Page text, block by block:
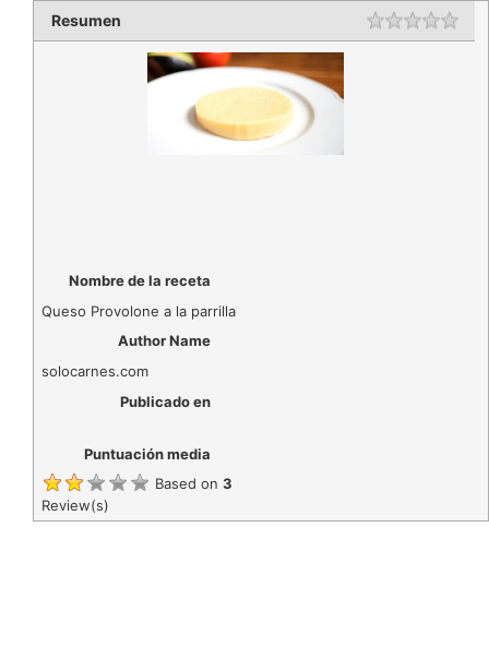
Resumen Rating 1
2
3
4
5
Nombre de la receta
Queso Provolone a la parrilla
Author Name
solocarnes.com
Publicado en
Puntuación media
Based on 3
Review(s)